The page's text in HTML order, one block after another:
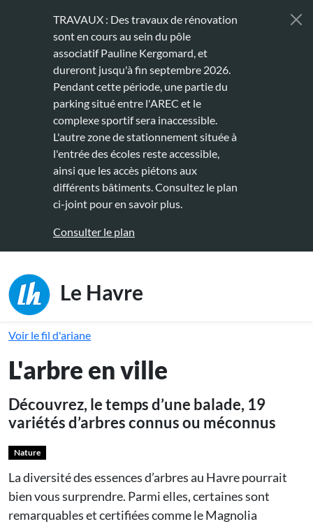
TRAVAUX : Des travaux de rénovation
sont en cours au sein du pôle
associatif Pauline Kergomard, et
dureront jusqu'à fin septembre 2026.
Pendant cette période, une partie du
parking situé entre l'AREC et le
complexe sportif sera inaccessible.
L'autre zone de stationnement située à
l'entrée des écoles reste accessible,
ainsi que les accès piétons aux
différents bâtiments. Consultez le plan
ci-joint pour en savoir plus.
Consulter le plan
Le Havre
Voir le fil d'ariane
L'arbre en ville
Découvrez, le temps d’une balade, 19
variétés d’arbres connus ou méconnus
Nature
La diversité des essences d’arbres au Havre pourrait
bien vous surprendre. Parmi elles, certaines sont
remarquables et certifiées comme le Magnolia